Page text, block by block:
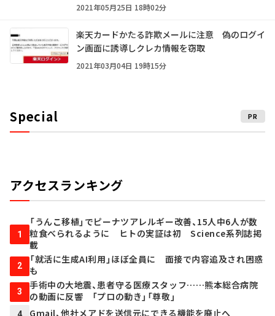
2021年05月25日 18時02分
楽天カードかたる詐欺メールに注意 偽のログイ
ン画面に誘導しクレカ情報を窃取
2021年03月04日 19時15分
Special PR
アクセスランキング
1
「うんこ移植」でピーナツアレルギー改善、15人中6人が数
粒食べられるように ヒトの実証は初 Science系列誌掲
載
2
「就活に生成AI利用」ほぼ全員に 面接で内容追及され困惑
も
3
手術中の大地震、患者守る医療スタッフ……熊本総合病院
の動画に反響 「プロの動き」「尊敬」
Gmail、他社メアドを送信元にできる機能を廃止へ